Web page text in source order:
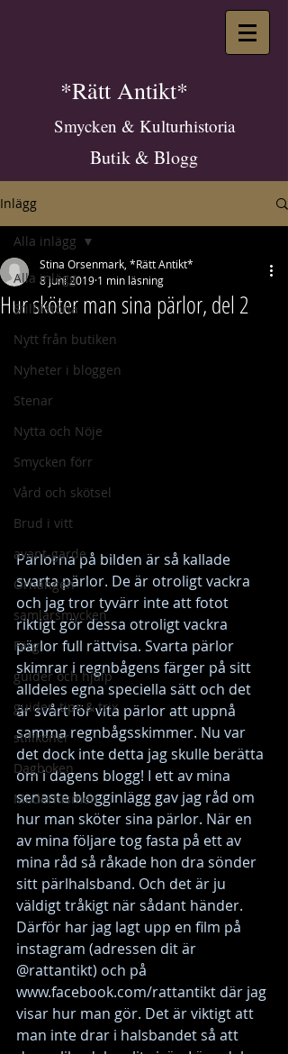
*Rätt Antikt*
Smycken & Kulturhistoria
Butik & Blogg
Inlägg
Alla inlägg
Stilhistoria
Nytt från butiken
Nyheter i bloggen
Stenar
Nytta och Nöje
Smycken förr
Vård och skötsel
Brud i vitt
avant-garde
Örhängen
samlarsmycken
Färg
guider och hjälp
guider, tips & trix
stilikoner
Dagboken
Modernismen
Alla inlägg
Hur sköter man sina pärlor, del 2
Stina Orsenmark, *Rätt Antikt*
8 juni 2019 1 min läsning
Pärlorna på bilden är så kallade
svarta pärlor. De är otroligt vackra
och jag tror tyvärr inte att fotot
riktigt gör dessa otroligt vackra
pärlor full rättvisa. Svarta pärlor
skimrar i regnbågens färger på sitt
alldeles egna speciella sätt och det
är svårt för vita pärlor att uppnå
samma regnbågsskimmer. Nu var
det dock inte detta jag skulle berätta
om i dagens blogg! I ett av mina
senaste blogginlägg gav jag råd om
hur man sköter sina pärlor. När en
av mina följare tog fasta på ett av
mina råd så råkade hon dra sönder
sitt pärlhalsband. Och det är ju
väldigt tråkigt när sådant händer.
Därför har jag lagt upp en film på
instagram (adressen dit är
@rattantikt) och på
www.facebook.com/rattantikt där jag
visar hur man gör. Det är viktigt att
man inte drar i halsbandet så att